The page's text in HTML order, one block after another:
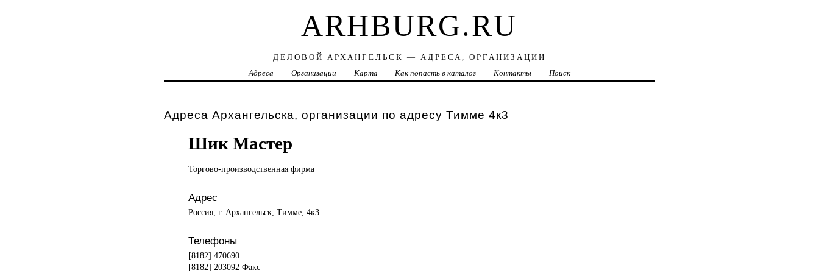
ARHBURG.RU
ДЕЛОВОЙ АРХАНГЕЛЬСК — АДРЕСА, ОРГАНИЗАЦИИ
Адреса
Организации Карта Как попасть в каталог Контакты Поиск
Адреса Архангельска, организации по адресу Тимме 4к3
Шик Мастер
Торгово-производственная фирма
Адрес
Россия, г. Архангельск, Тимме, 4к3
Телефоны
[8182] 470690
[8182] 203092 Факс